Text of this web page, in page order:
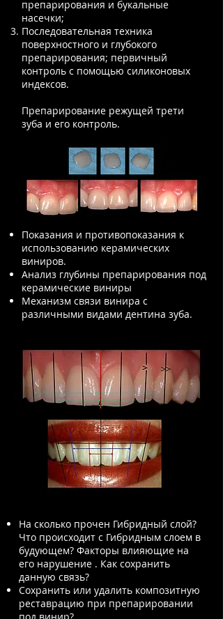
препарирования и букальные
насечки;
Последовательная техника
поверхностного и глубокого
препарирования; первичный
контроль с помощью силиконовых
индексов.
Препарирование режущей трети
зуба и его контроль.
Показания и противопоказания к
использованию керамических
виниров.
Анализ глубины препарирования под
керамические виниры
Механизм связи винира с
различными видами дентина зуба.​​
На сколько прочен Гибридный слой?
Что происходит с Гибридным слоем в
будующем? Факторы влияющие на
его нарушение . Как сохранить
данную связь?
Сохранить или удалить композитную
реставрацию при препарировании